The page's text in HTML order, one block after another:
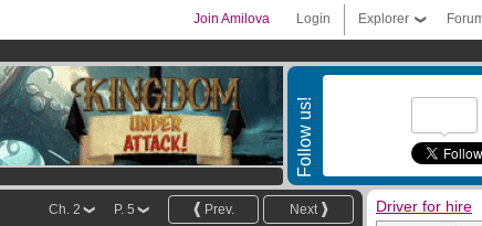
Explorer
Login
Join Amilova
Follow us!
Next
Prev.
P. 5
Ch. 2 Driver for hire